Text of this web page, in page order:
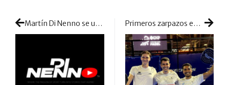
Martín Di Nenno se une a la moda de los canales de Youtube Primeros zarpazos en las previas del Major de México